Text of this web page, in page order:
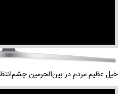
خیل عظیم مردم در بین‌الحرمین